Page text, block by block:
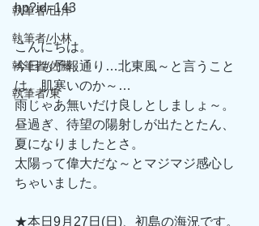
執筆者/山岸
執筆者/小林
執筆者/佐藤
執筆者/東
hp?id=143
こんにちは。
今日も予報通り…北東風～と言うこと
は、肌寒いのか～…
雨じゃあ無いだけ良しとしましょ～。
昼過ぎ、待望の陽射しが出たとたん、
夏になりましたとさ。
太陽って偉大だな～とマジマジ感心し
ちゃいました。
★本日9月27日(日)、初島の海況です。